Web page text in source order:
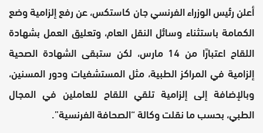
أعلن رئيس الوزراء الفرنسي ​جان كاستكس​، عن رفع إلزامية وضع
الكمامة باستثناء وسائل النقل العام، وتعليق العمل بشهادة
اللقاح اعتبارًا من 14 مارس، لكن ستبقى الشهادة الصحية
إلزامية في المراكز الطبية، مثل المستشفيات ودور المسنين،
وبالإضافة إلى إلزامية تلقي اللقاح للعاملين في المجال
الطبي، بحسب ما نقلت وكالة “الصحافة الفرنسية”.